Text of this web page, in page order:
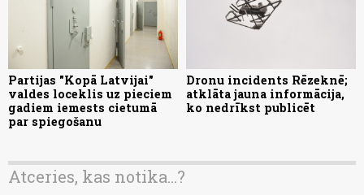
Partijas "Kopā Latvijai"
valdes loceklis uz pieciem
gadiem iemests cietumā
par spiegošanu
Dronu incidents Rēzeknē;
atklāta jauna informācija,
ko nedrīkst publicēt
Atceries, kas notika...?